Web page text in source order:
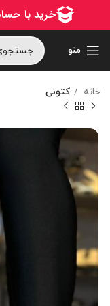
منو
خانه کتونی